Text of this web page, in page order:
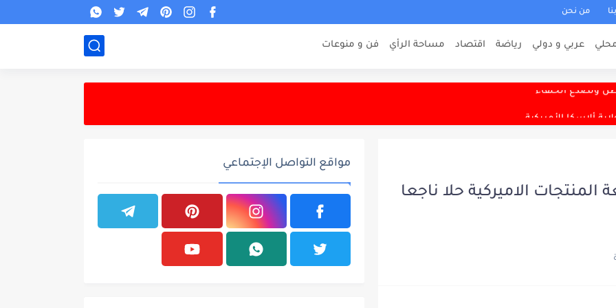
من نحن
عربي و دولي رياضة اقتصاد مساحة الرأي فن و منوعات الشبكات التقليدية
للنزلاء
الاميركية حلا ناجعا
مواقع التواصل الإجتماعي